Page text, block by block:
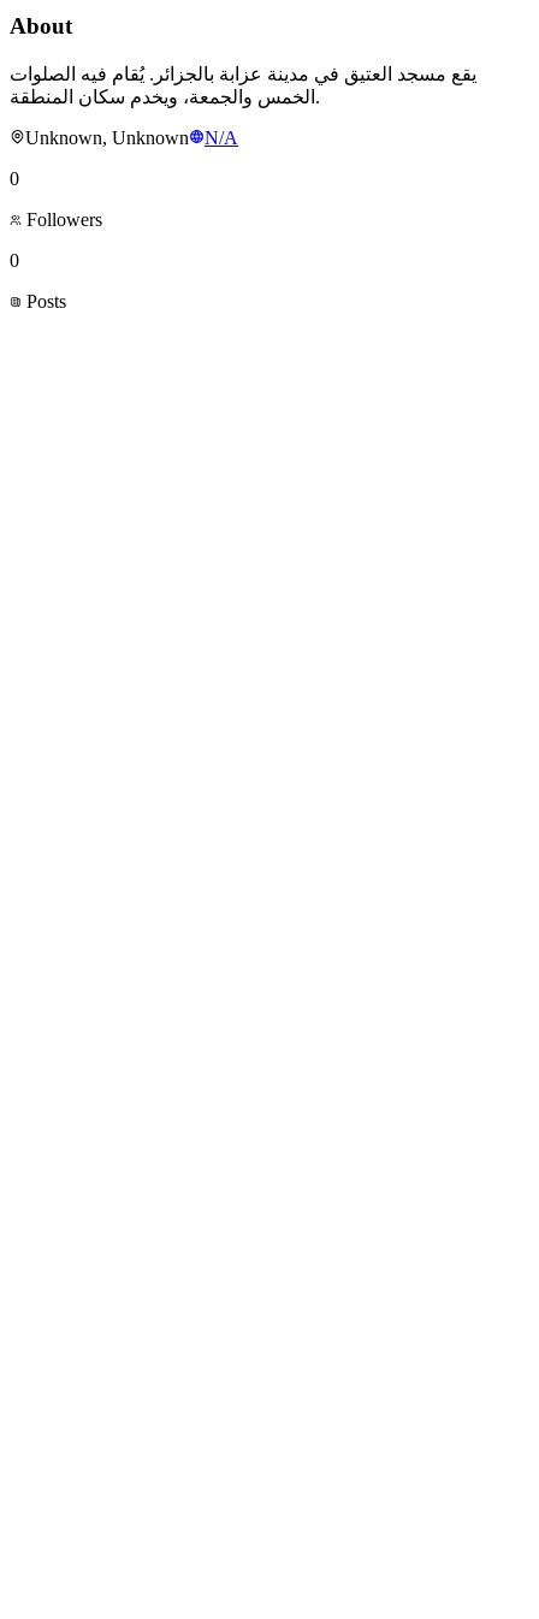
About
يقع مسجد العتيق في مدينة عزابة بالجزائر. يُقام فيه الصلوات
الخمس والجمعة، ويخدم سكان المنطقة.
Unknown, Unknown
N/A
0
Followers
0
Posts